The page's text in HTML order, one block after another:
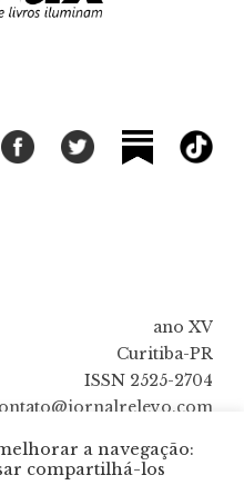
ano XV
Curitiba-PR
ISSN 2525-2704
a navegação:
compartilhá-los